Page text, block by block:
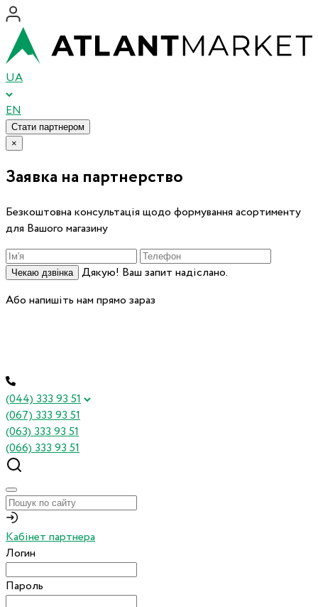
UA
EN
Стати партнером
×
Заявка на партнерство
Безкоштовна консультація щодо формування асортименту
для Вашого магазину
Чекаю дзвінка
Дякую! Ваш запит надіслано.
Або напишіть нам прямо зараз
(044) 333 93 51
(067) 333 93 51
(063) 333 93 51
(066) 333 93 51
Кабінет партнера
Логин
Пароль